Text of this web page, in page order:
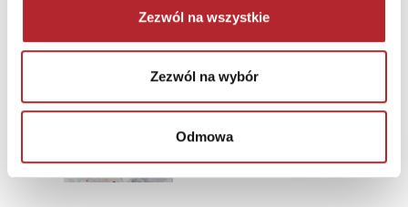
Zezwól na wszystkie
Zezwól na wybór
Odmowa
TOP 100